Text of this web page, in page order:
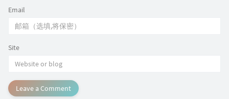
Email
Site
Leave a Comment